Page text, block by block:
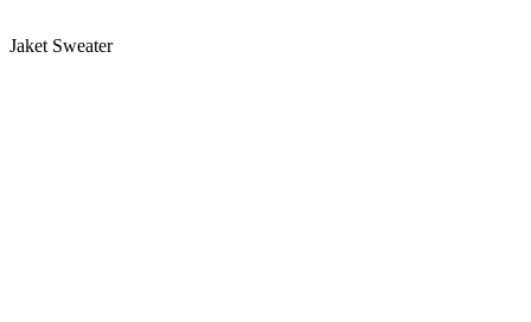
Jaket Sweater